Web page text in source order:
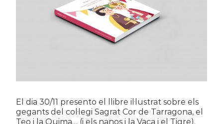
El dia 30/11 presento el llibre il·lustrat sobre els
gegants del col·legi Sagrat Cor de Tarragona, el
Teo i la Quima… (i els nanos i la Vaca i el Tigre).